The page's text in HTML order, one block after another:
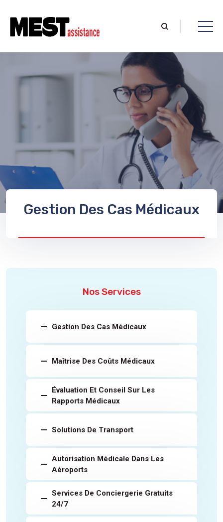
Gestion Des Cas Médicaux
Nos Services
Gestion Des Cas Médicaux
Maîtrise Des Coûts Médicaux
Évaluation Et Conseil Sur Les
Rapports Médicaux
Solutions De Transport
Autorisation Médicale Dans Les
Aéroports
Services De Conciergerie Gratuits
24/7